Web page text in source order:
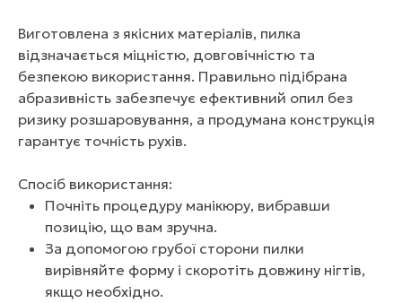
Виготовлена з якісних матеріалів, пилка
відзначається міцністю, довговічністю та
безпекою використання. Правильно підібрана
абразивність забезпечує ефективний опил без
ризику розшаровування, а продумана конструкція
гарантує точність рухів.
Спосіб використання:
Почніть процедуру манікюру, вибравши
позицію, що вам зручна.
За допомогою грубої сторони пилки
вирівняйте форму і скоротіть довжину нігтів,
якщо необхідно.